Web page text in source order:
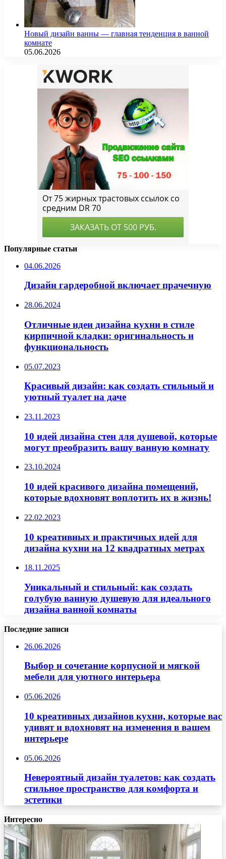
Новый дизайн ванны — главная тенденция в ванной
комнате
05.06.2026
Популярные статьи
04.06.2026
Дизайн гардеробной включает прачечную
28.06.2024
Отличные идеи дизайна кухни в стиле
кирпичной кладки: оригинальность и
функциональность
05.07.2023
Красивый дизайн: как создать стильный и
уютный туалет на даче
23.11.2023
10 идей дизайна стен для душевой, которые
могут преобразить вашу ванную комнату
23.10.2024
10 идей красивого дизайна помещений,
которые вдохновят воплотить их в жизнь!
22.02.2023
10 креативных и практичных идей для
дизайна кухни на 12 квадратных метрах
18.11.2025
Уникальный и стильный: как создать
голубую ванную душевую для идеального
дизайна ванной комнаты
Последние записи
26.06.2026
Выбор и сочетание корпусной и мягкой
мебели для уютного интерьера
05.06.2026
10 креативных дизайнов кухни, которые вас
удивят и вдохновят на изменения в вашем
интерьере
05.06.2026
Невероятный дизайн туалетов: как создать
стильное пространство для комфорта и
эстетики
Интересно